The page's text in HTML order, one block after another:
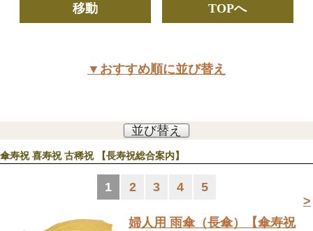
移動
TOPへ
▼おすすめ順に並び替え
並び替え
傘寿祝 喜寿祝 古稀祝 【長寿祝総合案内】
>
1 2 3 4 5
婦人用 雨傘（長傘）
【傘寿祝